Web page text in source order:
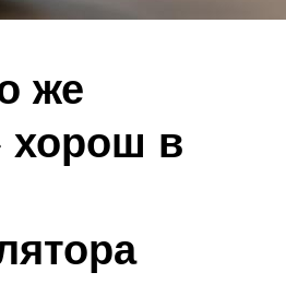
же
хорош в